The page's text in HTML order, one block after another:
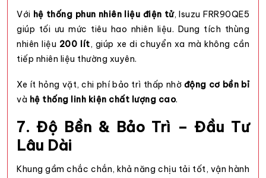
Với hệ thống phun nhiên liệu điện tử, Isuzu FRR90QE5
giúp tối ưu mức tiêu hao nhiên liệu. Dung tích thùng
nhiên liệu 200 lít, giúp xe di chuyển xa mà không cần
tiếp nhiên liệu thường xuyên.
Xe ít hỏng vặt, chi phí bảo trì thấp nhờ động cơ bền bỉ
và hệ thống linh kiện chất lượng cao.
7. Độ Bền & Bảo Trì – Đầu Tư
Lâu Dài
Khung gầm chắc chắn, khả năng chịu tải tốt, vận hành